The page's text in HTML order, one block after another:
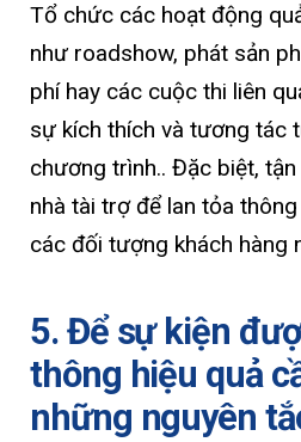
Tổ chức các hoạt động
như roadshow, phát sản
phí hay các cuộc thi liên
sự kích thích và tương tác
chương trình.. Đặc biệt,
nhà tài trợ để lan tỏa
các đối tượng khách hàng
5. Để sự kiện
thông hiệu quả
những nguyên